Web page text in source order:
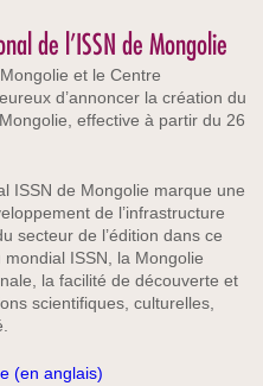
de l’ISSN de Mongolie
et le Centre
d’annoncer la création du
effective à partir du 26
ISSN de Mongolie marque une
de l’infrastructure
secteur de l’édition dans ce
ISSN, la Mongolie
la facilité de découverte et
scientifiques, culturelles,
(en anglais)